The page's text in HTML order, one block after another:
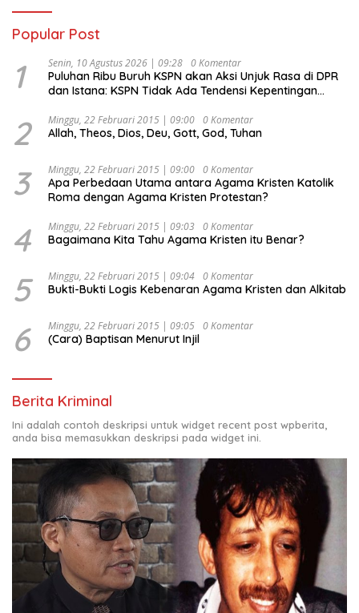
Popular Post
1 Senin, 10 Agustus 2026 | 09:28 0 Komentar
Puluhan Ribu Buruh KSPN akan Aksi Unjuk Rasa di DPR
dan Istana: KSPN Tidak Ada Tendensi Kepentingan
2 Minggu, 22 Februari 2015 | 09:00 0 Komentar
Allah, Theos, Dios, Deu, Gott, God, Tuhan
3 Minggu, 22 Februari 2015 | 09:00 0 Komentar
Apa Perbedaan Utama antara Agama Kristen Katolik
Roma dengan Agama Kristen Protestan?
4 Minggu, 22 Februari 2015 | 09:03 0 Komentar
Bagaimana Kita Tahu Agama Kristen itu Benar?
5 Minggu, 22 Februari 2015 | 09:04 0 Komentar
Bukti-Bukti Logis Kebenaran Agama Kristen dan Alkitab
6 Minggu, 22 Februari 2015 | 09:05 0 Komentar
(Cara) Baptisan Menurut Injil
Berita Kriminal
Ini adalah contoh deskripsi untuk widget recent post wpberita,
anda bisa memasukkan deskripsi pada widget ini.